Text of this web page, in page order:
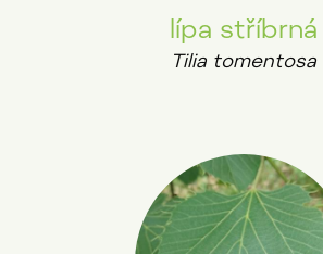
lípa stříbrná
Tilia tomentosa